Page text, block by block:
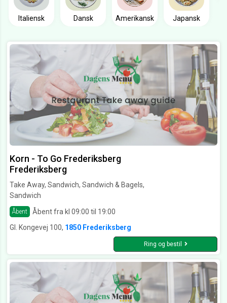
Italiensk Dansk Amerikansk Japansk
Korn - To Go Frederiksberg
Frederiksberg
Take Away, Sandwich, Sandwich & Bagels,
Sandwich
Åbent
Åbent fra kl 09:00 til 19:00
Gl. Kongevej 100, 1850 Frederiksberg
Ring og bestil